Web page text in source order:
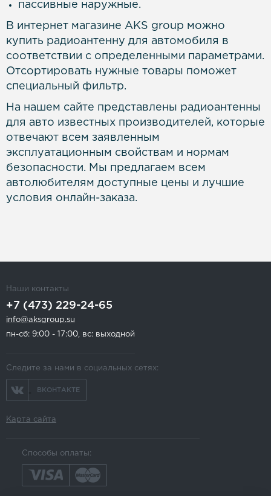
пассивные наружные.
В интернет магазине AKS group можно
купить радиоантенну для автомобиля в
соответствии с определенными параметрами.
Отсортировать нужные товары поможет
специальный фильтр.
На нашем сайте представлены радиоантенны
для авто известных производителей, которые
отвечают всем заявленным
эксплуатационным свойствам и нормам
безопасности. Мы предлагаем всем
автолюбителям доступные цены и лучшие
условия онлайн-заказа.
Наши контакты
+7 (473) 229-24-65
info@aksgroup.su
пн-сб: 9:00 - 17:00, вс: выходной
Следите за нами в социальных сетях:
ВКОНТАКТЕ
Карта сайта
Способы оплаты: